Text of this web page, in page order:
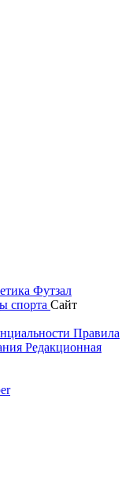
Футзал
спорта Сайт
Правила
Редакционная